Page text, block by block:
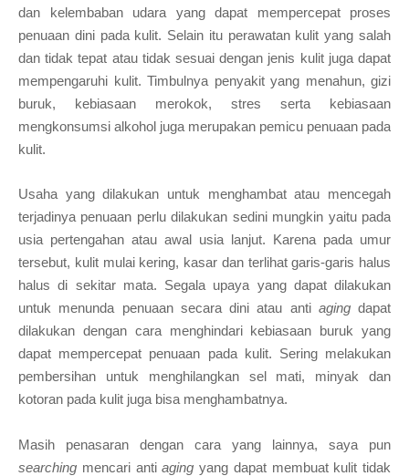
dan kelembaban udara yang dapat mempercepat proses
penuaan dini pada kulit. Selain itu perawatan kulit yang salah
dan tidak tepat atau tidak sesuai dengan jenis kulit juga dapat
mempengaruhi kulit. Timbulnya penyakit yang menahun, gizi
buruk, kebiasaan merokok, stres serta kebiasaan
mengkonsumsi alkohol juga merupakan pemicu penuaan pada
kulit.
Usaha yang dilakukan untuk menghambat atau mencegah
terjadinya penuaan perlu dilakukan sedini mungkin yaitu pada
usia pertengahan atau awal usia lanjut. Karena pada umur
tersebut, kulit mulai kering, kasar dan terlihat garis-garis halus
halus di sekitar mata. Segala upaya yang dapat dilakukan
untuk menunda penuaan secara dini atau anti agingdapat
dilakukan dengan cara menghindari kebiasaan buruk yang
dapat mempercepat penuaan pada kulit. Sering melakukan
pembersihan untuk menghilangkan sel mati, minyak dan
kotoran pada kulit juga bisa menghambatnya.
Masih penasaran dengan cara yang lainnya, saya pun
searching mencari antiaging yang dapat membuat kulit tidak